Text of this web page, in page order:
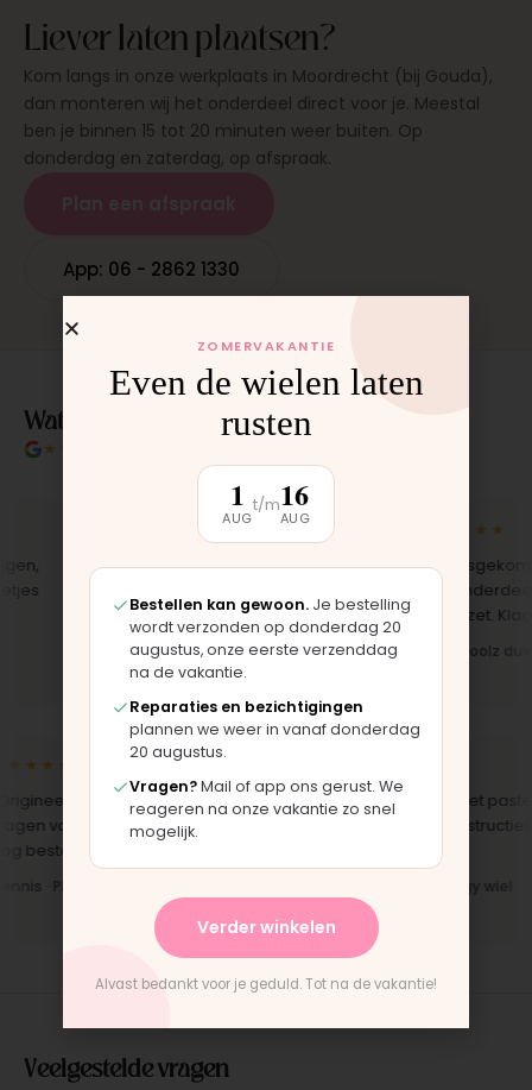
Liever laten plaatsen?
Kom langs in onze werkplaats in Moordrecht (bij Gouda),
dan monteren wij het onderdeel direct voor je. Meestal
ben je binnen 15 tot 20 minuten weer buiten. Op
donderdag en zaterdag, op afspraak.
App: 06 - 2862 1330
Wat klanten over ons zeggen
★★★★★
"Bekleding zelf vervangen met de
uit. Duidelijk origineel spul."
Iris · Bugaboo bekleding
★★★★★
het onderdeel
opgezet. Klaar
Bas · Joolz
onderdeel voor een
van 10 jaar oud. Top dat dit
bestaat."
· Phil & Teds onderdeel
"Snelle levering en het paste
perfect. Montage-instructies
Anne · Mountain Buggy wiel
Veelgestelde vragen
ZOMERVAKANTIE
Even de wielen laten
rusten
1
AUG
t/m16
AUG
Bestellen kan gewoon. Je bestelling
wordt verzonden op donderdag 20
augustus, onze eerste verzenddag
na de vakantie.
Reparaties en bezichtigingen
plannen we weer in vanaf donderdag
20 augustus.
Vragen?Mail of app ons gerust. We
reageren na onze vakantie zo snel
mogelijk.
Verder winkelen
Alvast bedankt voor je geduld. Tot na de vakantie!